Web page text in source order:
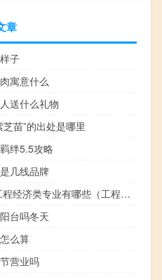
章
子
寓意什么
送什么礼物
芝苗”的出处是哪里
绊5.5攻略
几线品牌
安全工程,工程经济类专业有哪些（工程经济类专业有哪些）
台吗冬天
么算
营业吗